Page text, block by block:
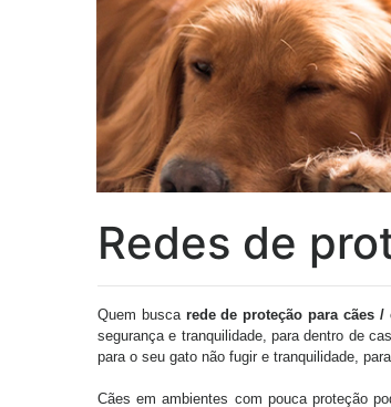
Redes de
Quem busca rede de proteção para cães /
segurança e tranquilidade, para dentro de
para o seu gato não fugir e tranquilidade,
Cães em ambientes com pouca proteção